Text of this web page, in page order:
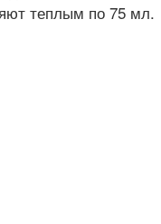
теплым по 75 мл.